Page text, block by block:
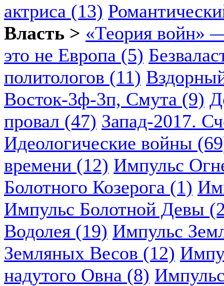
актриса (13)
Власть > «Теория войн»
это не Европа (5)
политологов (11)
Восток-3ф-3п, Смута (9)
провал (47) Запад-2017.
Идеологические войны
времени (12) Импульс
Болотного Козерога (1)
Импульс Болотной Девы
Водолея (19) Импульс
Земляных Весов (12)
надутого Овна (8)